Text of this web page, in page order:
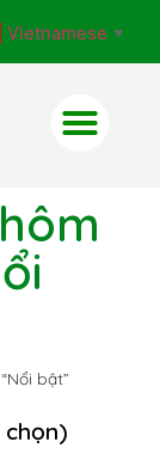
Vietnamese ▼
bật”